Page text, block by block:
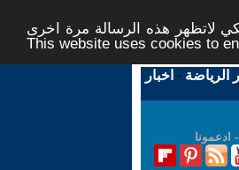
لاتظهر هذه الرسالة مرة اخرى -
This website uses cookies to
الرياضة - اخبار
- ادعمونا